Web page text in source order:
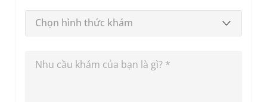
Chọn hình thức khám